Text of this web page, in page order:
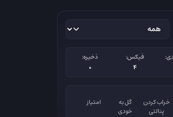
فیکس:
4
ذخیره:
0
خراب کردن
پنالتی
گل به
خودی
امتیاز